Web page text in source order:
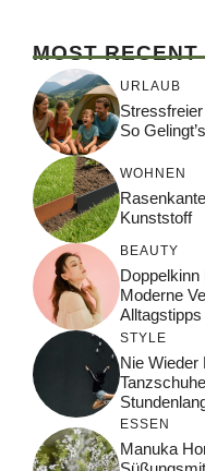
MOST RECENT
URLAUB
So Gelingt’s
WOHNEN
Kunststoff
BEAUTY
Doppelkinn
Moderne
Alltagstipps
STYLE
Nie Wieder
ESSEN
Manuka